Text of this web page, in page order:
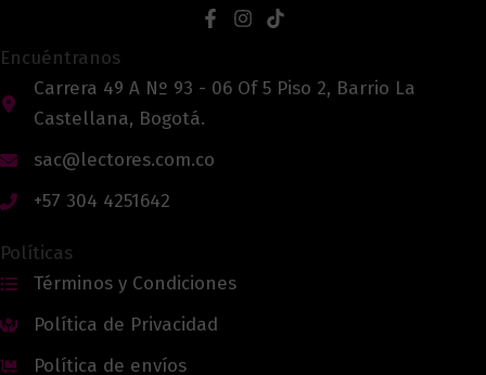
Encuéntranos
Carrera 49 A Nº 93 - 06 Of 5 Piso 2, Barrio La
Castellana, Bogotá.
sac@lectores.com.co
+57 304 4251642
Políticas
Términos y Condiciones
Política de Privacidad
Política de envíos